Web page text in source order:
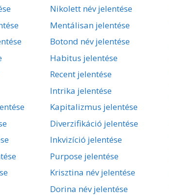
Nikolett név jelentése
Mentálisan jelentése
Botond név jelentése
Habitus jelentése
Recent jelentése
Intrika jelentése
Kapitalizmus jelentése
Diverzifikáció jelentése
Inkvizíció jelentése
Purpose jelentése
Krisztina név jelentése
Dorina név jelentése